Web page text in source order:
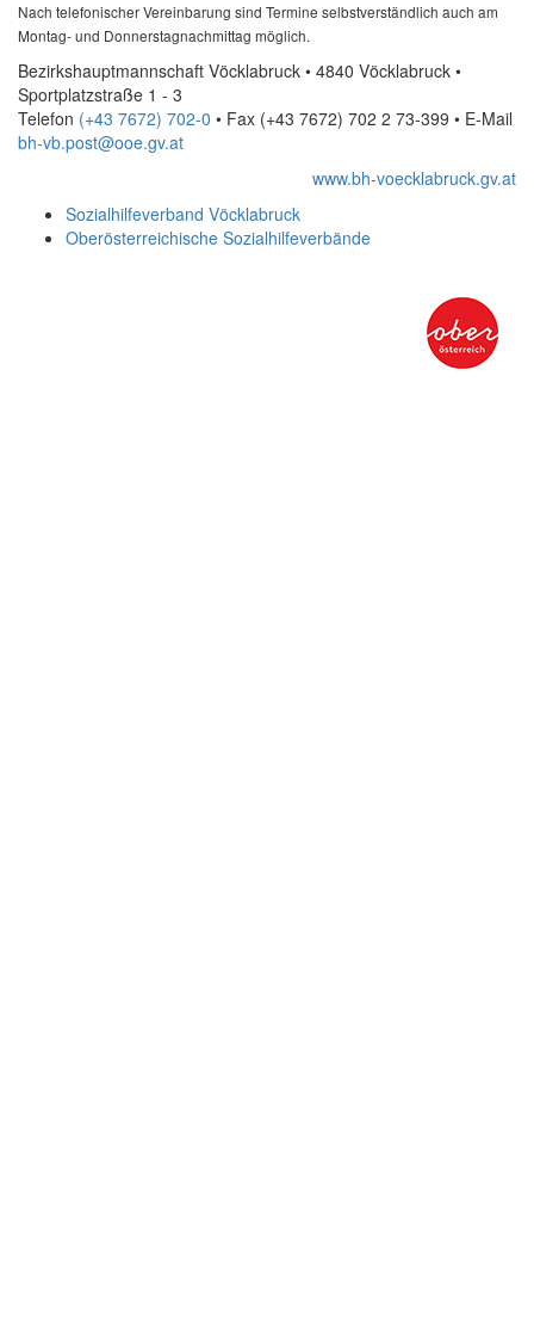
Nach telefonischer Vereinbarung sind Termine selbstverständlich auch am
Montag- und Donnerstagnachmittag möglich.
Bezirkshauptmannschaft Vöcklabruck • 4840 Vöcklabruck •
Sportplatzstraße 1 - 3
Telefon (+43 7672) 702-0 • Fax (+43 7672) 702 2 73-399 • E-Mail
bh-vb.post@ooe.gv.at
www.bh-voecklabruck.gv.at
Sozialhilfeverband Vöcklabruck
Oberösterreichische Sozialhilfeverbände